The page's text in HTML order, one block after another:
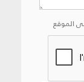
الموقع